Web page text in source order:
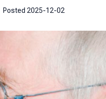
Posted 2025-12-02